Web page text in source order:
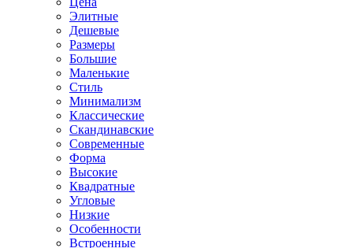
Элитные
Дешевые
Размеры
Большие
Маленькие
Стиль
Минимализм
Классические
Скандинавские
Современные
Форма
Высокие
Квадратные
Угловые
Низкие
Особенности
Встроенные